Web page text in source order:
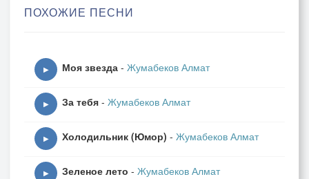
ПОХОЖИЕ ПЕСНИ
▶ Моя звезда - Жумабеков Алмат
▶ За тебя - Жумабеков Алмат
▶ Холодильник (Юмор) - Жумабеков Алмат
▶ Зеленое лето - Жумабеков Алмат